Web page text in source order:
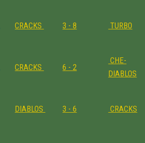
CRACKS 3 - 8 TURBO
CRACKS 6 - 2
CHE-
DIABLOS
DIABLOS 3 - 6 CRACKS